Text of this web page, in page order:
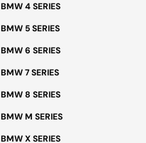
BMW 4 SERIES
BMW 5 SERIES
BMW 6 SERIES
BMW 7 SERIES
BMW 8 SERIES
BMW M SERIES
BMW X SERIES